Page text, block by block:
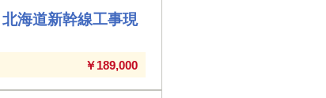
海道新幹線工事現
￥189,000